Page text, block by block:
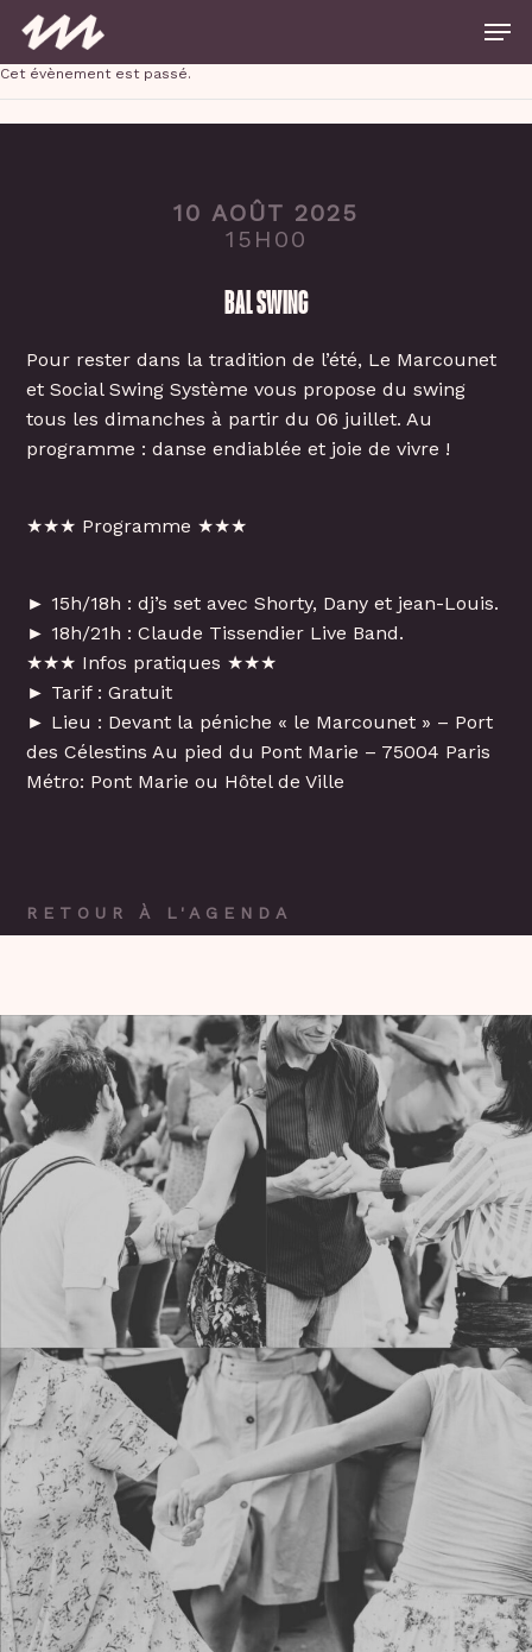
main
content
Cet évènement est passé.
10 AOÛT 2025
15H00
BAL SWING
Pour rester dans la tradition de l’été, Le Marcounet
et Social Swing Système vous propose du swing
tous les dimanches à partir du 06 juillet. Au
programme : danse endiablée et joie de vivre !
★★★ Programme ★★★
► 15h/18h : dj’s set avec Shorty, Dany et jean-Louis.
► 18h/21h : Claude Tissendier Live Band.
★★★ Infos pratiques ★★★
► Tarif : Gratuit
► Lieu : Devant la péniche « le Marcounet » – Port
des Célestins Au pied du Pont Marie – 75004 Paris
Métro: Pont Marie ou Hôtel de Ville
RETOUR À L'AGENDA
Close